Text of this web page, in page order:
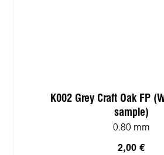
K002 Grey Craft Oak FP
sample)
0.80 mm
2,00 €